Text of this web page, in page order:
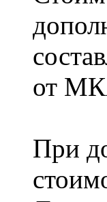
от
При